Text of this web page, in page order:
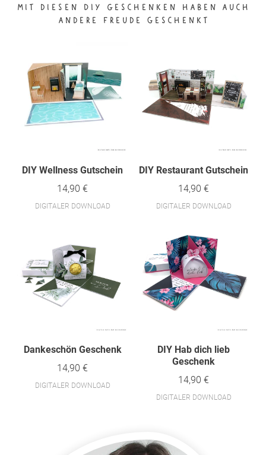
Mit diesen DIY Geschenken haben auch
andere Freude geschenkt
DIY Wellness Gutschein
14,90 €
DIGITALER DOWNLOAD
DIY Restaurant Gutschein
14,90 €
DIGITALER DOWNLOAD
Dankeschön Geschenk
14,90 €
DIGITALER DOWNLOAD
DIY Hab dich lieb
Geschenk
14,90 €
DIGITALER DOWNLOAD